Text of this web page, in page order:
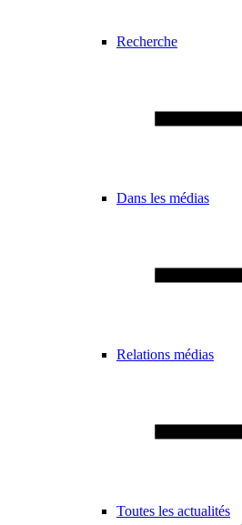
Recherche
Dans les médias
Relations médias
Toutes les actualités